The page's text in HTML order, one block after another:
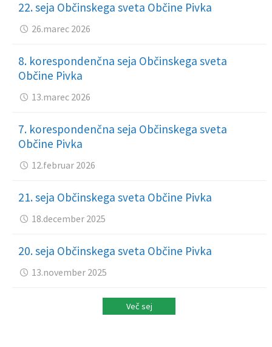
22. seja Občinskega sveta Občine Pivka
26.marec 2026
8. korespondenčna seja Občinskega sveta
Občine Pivka
13.marec 2026
7. korespondenčna seja Občinskega sveta
Občine Pivka
12.februar 2026
21. seja Občinskega sveta Občine Pivka
18.december 2025
20. seja Občinskega sveta Občine Pivka
13.november 2025
Več sej